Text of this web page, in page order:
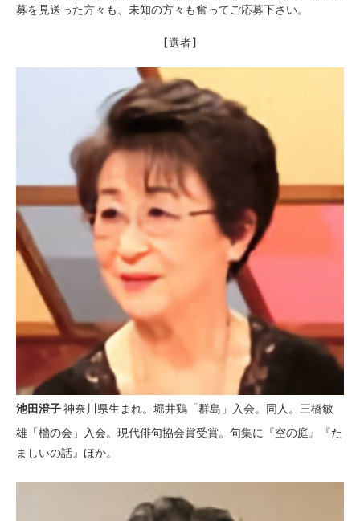
募を見送った方々も、未知の方々も奮ってご応募下さい。
【選者】
池田澄子神奈川県生まれ。堀井鶏「群島」入会。同人。三橋敏
雄「檣の会」入会。現代俳句協会賞受賞。句集に『空の庭』『た
ましいの話』ほか。